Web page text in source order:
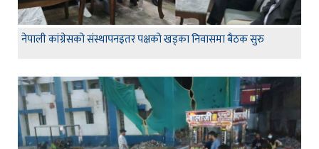
नेपाली कांग्रेसको संस्थापनइतर पक्षको खड्का निवासमा बैठक सुरु